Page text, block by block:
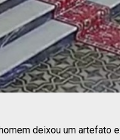
deixou um artefato